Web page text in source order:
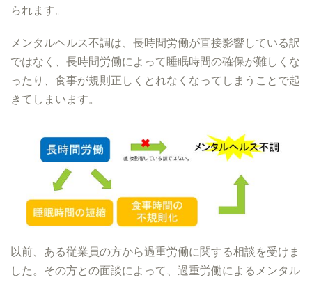
られます。
メンタルヘルス不調は、長時間労働が直接影響している訳
ではなく、長時間労働によって睡眠時間の確保が難しくな
ったり、食事が規則正しくとれなくなってしまうことで起
きてしまいます。
以前、ある従業員の方から過重労働に関する相談を受けま
した。その方との面談によって、過重労働によるメンタル